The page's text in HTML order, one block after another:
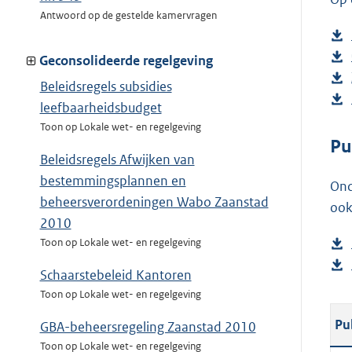
Antwoord op de gestelde kamervragen
Geconsolideerde regelgeving
Beleidsregels subsidies
leefbaarheidsbudget
Toon op Lokale wet- en regelgeving
Beleidsregels Afwijken van
bestemmingsplannen en
beheersverordeningen Wabo Zaanstad
2010
Toon op Lokale wet- en regelgeving
Schaarstebeleid Kantoren
Toon op Lokale wet- en regelgeving
GBA-beheersregeling Zaanstad 2010
Toon op Lokale wet- en regelgeving